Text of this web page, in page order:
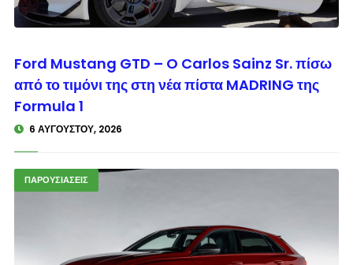
© enkinisi.gr
Ford Mustang GTD – O Carlos Sainz Sr. πίσω
από το τιμόνι της στη νέα πίστα MADRING της
Formula 1
6 ΑΥΓΟΎΣΤΟΥ, 2026
ΠΑΡΟΥΣΙΑΣΕΙΣ